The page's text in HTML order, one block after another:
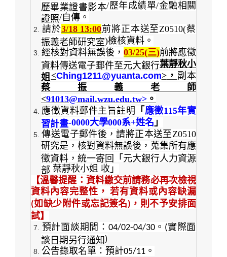
歷畢業證書影本/歷年成績單/金融相關
證照/ 自傳。
請於3/18 13:00前將正本送至Z0510(蔡
振義老師研究室)檢核資料。
經核對資料無誤後， 03/25(三)前將應徵
資料傳送電子郵件至元大銀行葉靜秋小
姐 <Ching1211@yuanta.com>， 副本
蔡振義老師
<91013@mail.wzu.edu.tw> 。
應徵資料郵件主旨註明
「 應徵115年實
習計畫-0000大學000系+姓名 」
傳送電子郵件後，請將正本送至Z0510
研究是，核對資料無誤後，蒐集所有應
徵資料，統一寄回「元大銀行人力資源
部 葉靜秋小姐 收」
【溫馨提醒：資料繳交前請務必再次檢視
資料內容完整性， 若有資料或內容缺漏
(如缺少附件或忘記簽名) ，則不予安排面
試】
預計面談期間： 04/02-04/30。 (實際面
談日期另行通知 )
公告錄取名單：預計05/11 。